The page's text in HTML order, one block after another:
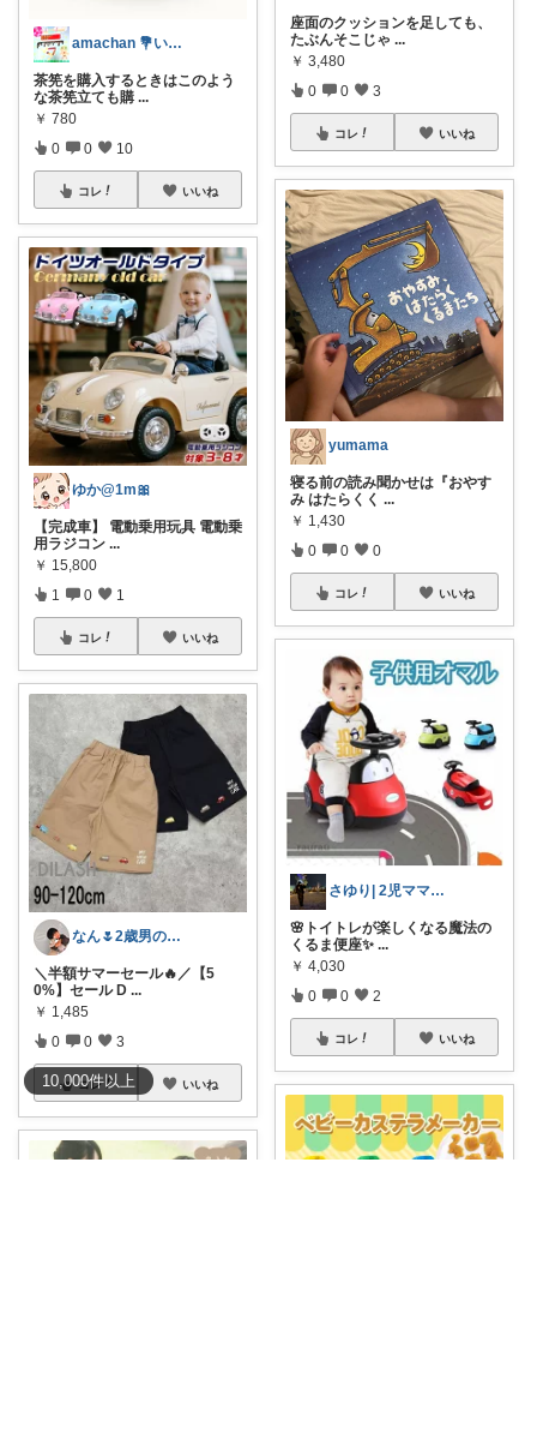
10,000件以上
amachan 💐いつもありがとう💐
茶筅を購入するときはこのよう
な茶筅立ても購 ...
￥ 780
0 0 10
コレ いいね
ゆか@1m🎀
【完成車】 電動乗用玩具 電動乗
用ラジコン ...
￥ 15,800
1 0 1
コレ いいね
なん🌷2歳男の子ママ⿻*.アイコン変更
＼半額サマーセール🔥／【5
0%】セール D ...
￥ 1,485
0 0 3
コレ いいね
座面のクッションを足しても、
たぶんそこじゃ ...
￥ 3,480
0 0 3
コレ いいね
yumama
寝る前の読み聞かせは『おやす
み はたらくく ...
￥ 1,430
0 0 0
コレ いいね
さゆり| 2児ママお買い物メモ🧸
🌸トイトレが楽しくなる魔法の
くるま便座✨ ...
￥ 4,030
0 0 2
コレ いいね